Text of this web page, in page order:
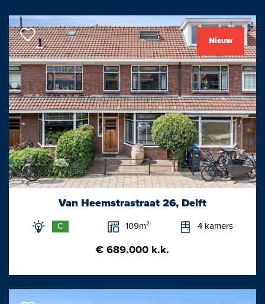
Nieuw
Van Heemstrastraat 26, Delft
C 109m² 4 kamers
€ 689.000 k.k.